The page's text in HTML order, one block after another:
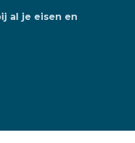
al je eisen en